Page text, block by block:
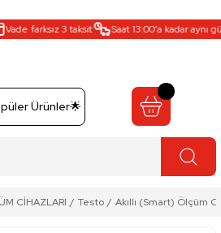
farksız 3 taksit Saat 13:00’a kadar aynı gün
Ürünler🌟
CİHAZLARI Testo Akıllı (Smart) Ölçüm